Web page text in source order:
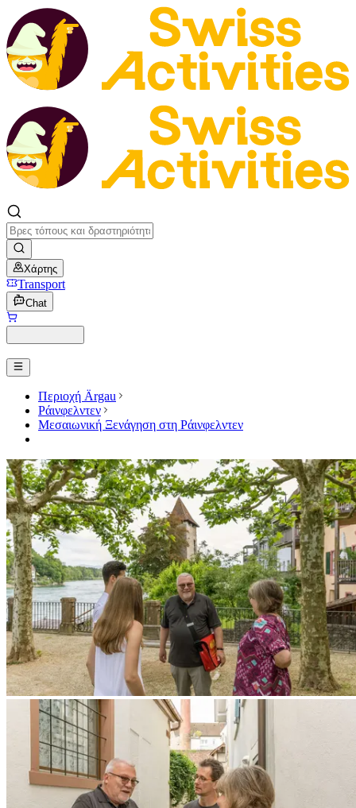
Χάρτης
Transport
Chat
Περιοχή Ärgau
Ράινφελντεν
Μεσαιωνική Ξενάγηση στη Ράινφελντεν